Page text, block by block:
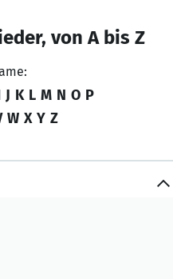
von A bis Z
J K L M N O P
W X Y Z